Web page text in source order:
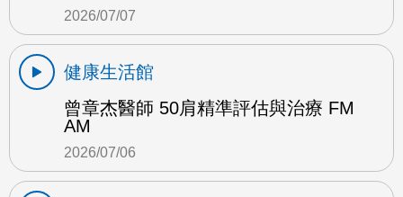
2026/07/07
健康生活館
曾章杰醫師 50肩精準評估與治療 FM
AM
2026/07/06